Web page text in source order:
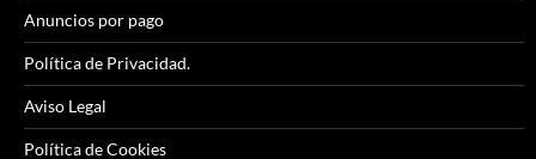
Anuncios por pago
Política de Privacidad.
Aviso Legal
Política de Cookies